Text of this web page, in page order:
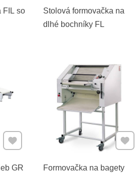
FIL so
Stolová formovačka na
dlhé bochníky FL
GR
Pridať k Obľúbeným
Formovačka na bagety